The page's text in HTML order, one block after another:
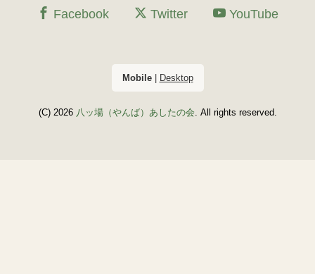
Facebook Twitter YouTube
Mobile| Desktop
(C) 2026 八ッ場（やんば）あしたの会. All rights reserved.